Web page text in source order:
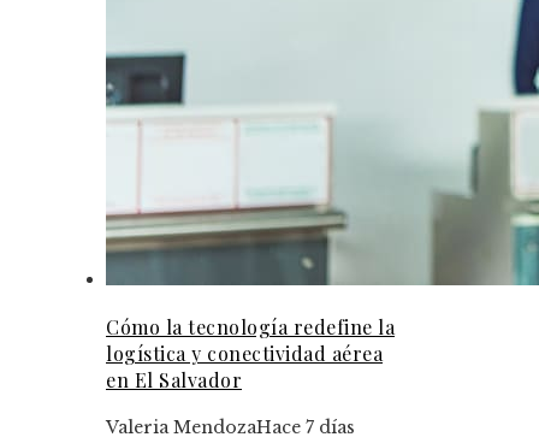
Cómo la tecnología redefine la
logística y conectividad aérea
en El Salvador
Valeria MendozaHace 7 días